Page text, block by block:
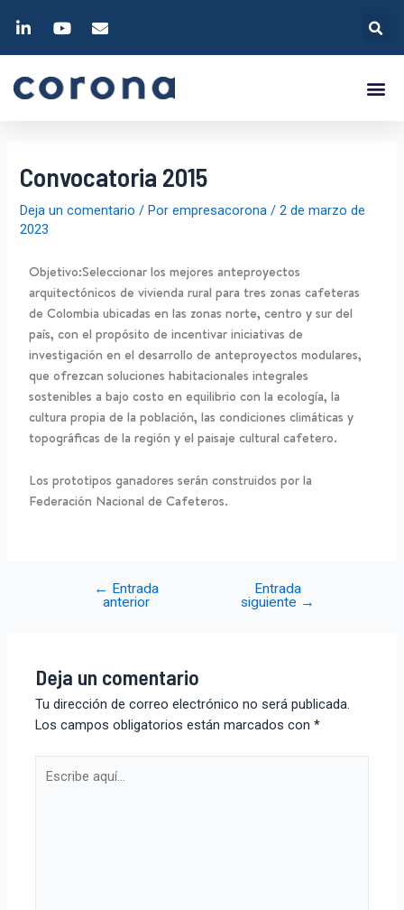
Convocatoria 2015
Deja un comentario / Porempresacorona /2 de marzo de
2023
Objetivo:Seleccionar los mejores anteproyectos
arquitectónicos de vivienda rural para tres zonas cafeteras
de Colombia ubicadas en las zonas norte, centro y sur del
país, con el propósito de incentivar iniciativas de
investigación en el desarrollo de anteproyectos modulares,
que ofrezcan soluciones habitacionales integrales
sostenibles a bajo costo en equilibrio con la ecología, la
cultura propia de la población, las condiciones climáticas y
topográficas de la región y el paisaje cultural cafetero.
Los prototipos ganadores serán construidos por la
Federación Nacional de Cafeteros.
← Entrada
anterior
Entrada
siguiente →
Deja un comentario
Tu dirección de correo electrónico no será publicada.
Los campos obligatorios están marcados con*